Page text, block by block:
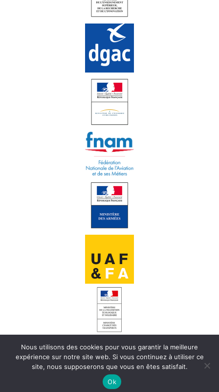
INFORMATIONS LÉGALES
CHARTE DE CONFIDENTIALITÉ
Nous utilisons des cookies pour vous garantir la meilleure
expérience sur notre site web. Si vous continuez à utiliser ce
site, nous supposerons que vous en êtes satisfait.
Ok